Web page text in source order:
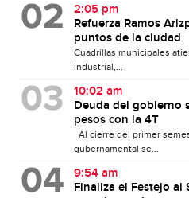
2:05 pm
Refuerza Ramos
puntos de la ciudad
Cuadrillas municipales
industrial,...
10:02 am
Deuda del gobierno
pesos con la 4T
Al cierre del primer
gubernamental se...
9:54 am
Finaliza el Festejo al